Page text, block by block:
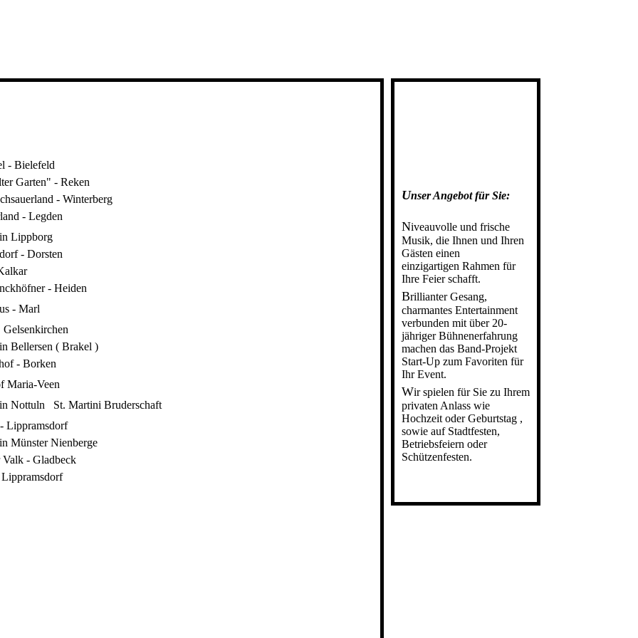
- Bielefeld
Garten" - Reken
- Winterberg
- Legden
Lippborg
- Dorsten
- Heiden
- Marl
Bellersen ( Brakel )
- Borken
Maria-Veen
Nottuln St. Martini Bruderschaft
Lippramsdorf
Münster Nienberge
- Gladbeck
Unser Angebot für Sie:
Niveauvolle und frische
Musik, die Ihnen und Ihren
Gästen einen
einzigartigen Rahmen für
Ihre Feier schafft.
Brillianter Gesang,
charmantes Entertainment
verbunden mit über 20-
jähriger Bühnenerfahrung
machen das Band-Projekt
Start-Up zum Favoriten für
Ihr Event.
Wir spielen für Sie zu Ihrem
privaten Anlass wie
Hochzeit oder Geburtstag ,
sowie auf Stadtfesten,
Betriebsfeiern oder
Schützenfesten.